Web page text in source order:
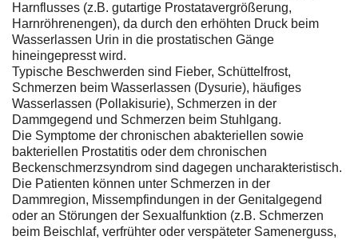
Harnflusses (z.B. gutartige Prostatavergrößerung,
Harnröhrenengen), da durch den erhöhten Druck beim
Wasserlassen Urin in die prostatischen Gänge
hineingepresst wird.
Typische Beschwerden sind Fieber, Schüttelfrost,
Schmerzen beim Wasserlassen (Dysurie), häufiges
Wasserlassen (Pollakisurie), Schmerzen in der
Dammgegend und Schmerzen beim Stuhlgang.
Die Symptome der chronischen abakteriellen sowie
bakteriellen Prostatitis oder dem chronischen
Beckenschmerzsyndrom sind dagegen uncharakteristisch.
Die Patienten können unter Schmerzen in der
Dammregion, Missempfindungen in der Genitalgegend
oder an Störungen der Sexualfunktion (z.B. Schmerzen
beim Beischlaf, verfrühter oder verspäteter Samenerguss,